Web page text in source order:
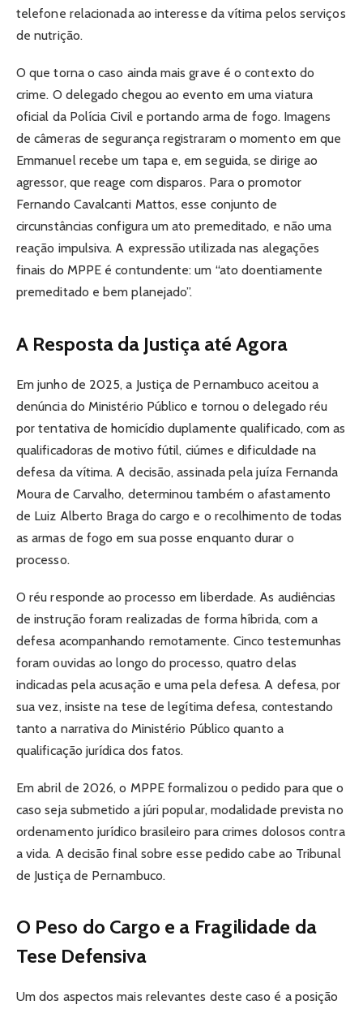
telefone relacionada ao interesse da vítima pelos serviços
de nutrição.
O que torna o caso ainda mais grave é o contexto do
crime. O delegado chegou ao evento em uma viatura
oficial da Polícia Civil e portando arma de fogo. Imagens
de câmeras de segurança registraram o momento em que
Emmanuel recebe um tapa e, em seguida, se dirige ao
agressor, que reage com disparos. Para o promotor
Fernando Cavalcanti Mattos, esse conjunto de
circunstâncias configura um ato premeditado, e não uma
reação impulsiva. A expressão utilizada nas alegações
finais do MPPE é contundente: um “ato doentiamente
premeditado e bem planejado”.
A Resposta da Justiça até Agora
Em junho de 2025, a Justiça de Pernambuco aceitou a
denúncia do Ministério Público e tornou o delegado réu
por tentativa de homicídio duplamente qualificado, com as
qualificadoras de motivo fútil, ciúmes e dificuldade na
defesa da vítima. A decisão, assinada pela juíza Fernanda
Moura de Carvalho, determinou também o afastamento
de Luiz Alberto Braga do cargo e o recolhimento de todas
as armas de fogo em sua posse enquanto durar o
processo.
O réu responde ao processo em liberdade. As audiências
de instrução foram realizadas de forma híbrida, com a
defesa acompanhando remotamente. Cinco testemunhas
foram ouvidas ao longo do processo, quatro delas
indicadas pela acusação e uma pela defesa. A defesa, por
sua vez, insiste na tese de legítima defesa, contestando
tanto a narrativa do Ministério Público quanto a
qualificação jurídica dos fatos.
Em abril de 2026, o MPPE formalizou o pedido para que o
caso seja submetido a júri popular, modalidade prevista no
ordenamento jurídico brasileiro para crimes dolosos contra
a vida. A decisão final sobre esse pedido cabe ao Tribunal
de Justiça de Pernambuco.
O Peso do Cargo e a Fragilidade da
Tese Defensiva
Um dos aspectos mais relevantes deste caso é a posição